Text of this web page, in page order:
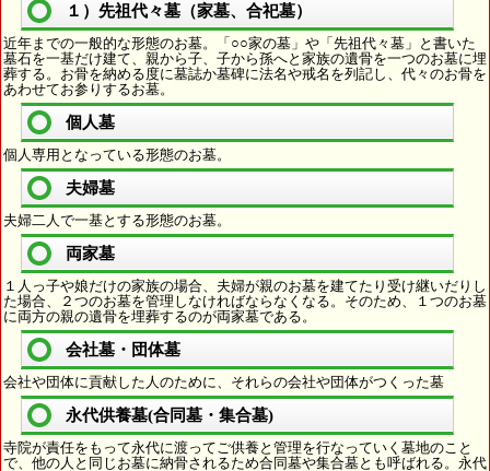
１）先祖代々墓（家墓、合祀墓）
近年までの一般的な形態のお墓。「○○家の墓」や「先祖代々墓」と書いた
墓石を一基だけ建て、親から子、子から孫へと家族の遺骨を一つのお墓に埋
葬する。お骨を納める度に墓誌か墓碑に法名や戒名を列記し、代々のお骨を
あわせてお参りするお墓。
個人墓
個人専用となっている形態のお墓。
夫婦墓
夫婦二人で一基とする形態のお墓。
両家墓
１人っ子や娘だけの家族の場合、夫婦が親のお墓を建てたり受け継いだりし
た場合、２つのお墓を管理しなければならなくなる。そのため、１つのお墓
に両方の親の遺骨を埋葬するのが両家墓である。
会社墓・団体墓
会社や団体に貢献した人のために、それらの会社や団体がつくった墓
永代供養墓(合同墓・集合墓)
寺院が責任をもって永代に渡ってご供養と管理を行なっていく墓地のこと
で、他の人と同じお墓に納骨されるため合同墓や集合墓とも呼ばれる。永代